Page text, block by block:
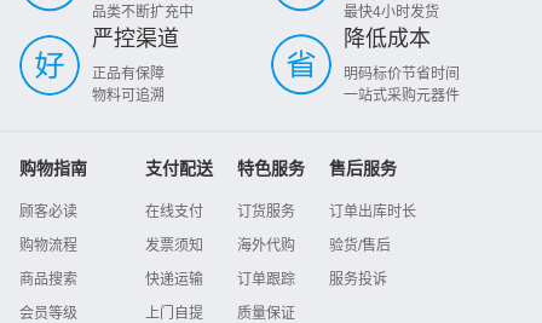
品类不断扩充中
最快4小时发货
严控渠道
正品有保障
物料可追溯
降低成本
明码标价节省时间
一站式采购元器件
购物指南
顾客必读
购物流程
商品搜索
会员等级
支付配送
在线支付
发票须知
快递运输
上门自提
特色服务
订货服务
海外代购
订单跟踪
质量保证
售后服务
订单出库时长
验货/售后
服务投诉